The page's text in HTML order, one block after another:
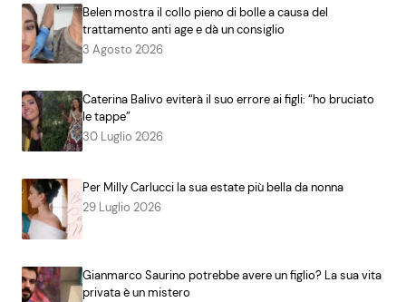
Belen mostra il collo pieno di bolle a causa del
trattamento anti age e dà un consiglio
3 Agosto 2026
Caterina Balivo eviterà il suo errore ai figli: “ho bruciato
le tappe”
30 Luglio 2026
Per Milly Carlucci la sua estate più bella da nonna
29 Luglio 2026
Gianmarco Saurino potrebbe avere un figlio? La sua vita
privata è un mistero